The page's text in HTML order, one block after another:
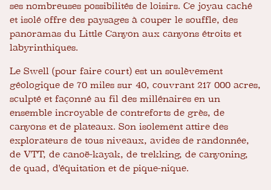
ses nombreuses possibilités de loisirs. Ce joyau caché
et isolé offre des paysages à couper le souffle, des
panoramas du Little Canyon aux canyons étroits et
labyrinthiques.
Le Swell (pour faire court) est un soulèvement
géologique de 70 miles sur 40, couvrant 217 000 acres,
sculpté et façonné au fil des millénaires en un
ensemble incroyable de contreforts de grès, de
canyons et de plateaux. Son isolement attire des
explorateurs de tous niveaux, avides de randonnée,
de VTT, de canoë-kayak, de trekking, de canyoning,
de quad, d'équitation et de pique-nique.